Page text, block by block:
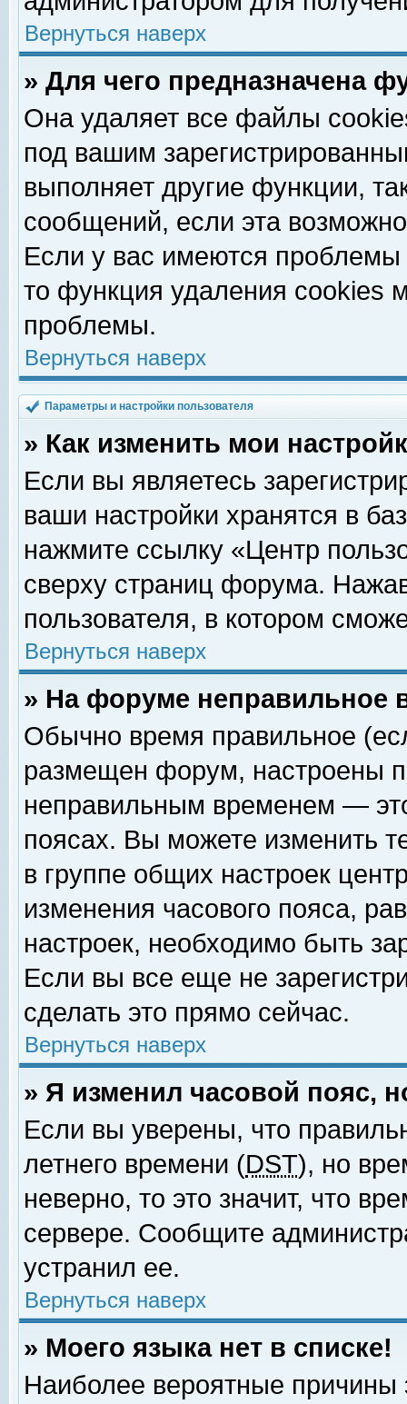
Вернуться наверх
» Для чего предназначена
Она удаляет все файлы
под вашим
выполняет другие функции,
сообщений, если эта
Если у вас имеются
то функция удаления cookies
проблемы.
Вернуться наверх
Параметры и настройки пользователя
» Как изменить мои
Если вы являетесь
ваши настройки хранятся в
нажмите ссылку «Центр
сверху страниц форума.
пользователя, в котором
Вернуться наверх
» На форуме неправильное
Обычно время правильное
размещен форум, настроены
неправильным временем —
поясах. Вы можете изменить
в группе общих настроек
изменения часового пояса,
настроек, необходимо быть
Если вы все еще не
сделать это прямо сейчас.
Вернуться наверх
» Я изменил часовой пояс,
Если вы уверены, что
летнего времени (DST), но
неверно, то это значит, что
сервере. Сообщите
устранил ее.
Вернуться наверх
» Моего языка нет в списке!
Наиболее вероятные причины